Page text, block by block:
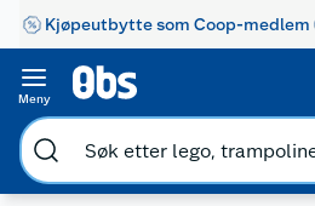
Kjøpeutbytte som Coop-medlem
Meny